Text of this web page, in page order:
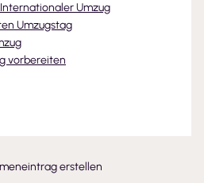
Umzug
Umzugstag
vorbereiten
erstellen